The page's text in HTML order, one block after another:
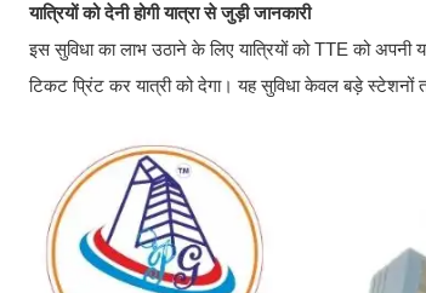
यात्रियों को देनी होगी यात्रा से जुड़ी जानकारी
इस सुविधा का लाभ उठाने के लिए यात्रियों को TTE को
टिकट प्रिंट कर यात्री को देगा। यह सुविधा केवल बड़े स्टेशनों